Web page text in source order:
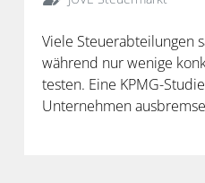
Viele Steuerabteilungen
während nur wenige
testen. Eine KPMG-
Unternehmen